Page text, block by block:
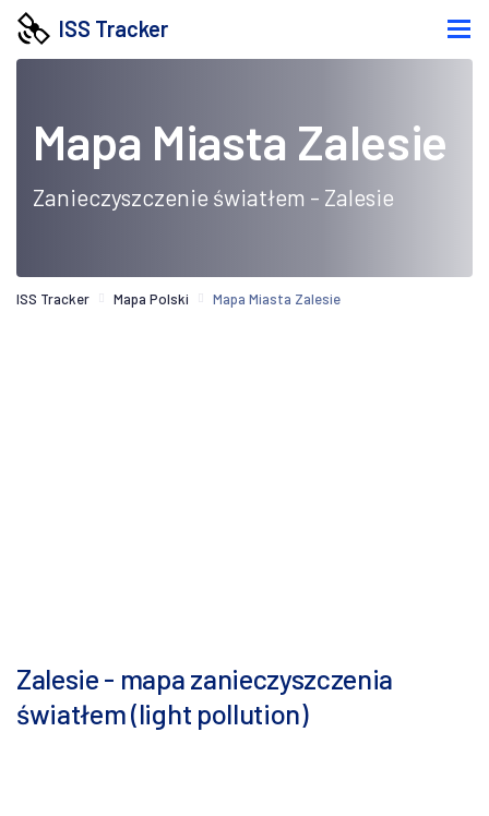
ISS Tracker
Mapa Miasta Zalesie
Zanieczyszczenie światłem - Zalesie
ISS Tracker Mapa Polski Mapa Miasta Zalesie
Zalesie - mapa zanieczyszczenia
światłem (light pollution)